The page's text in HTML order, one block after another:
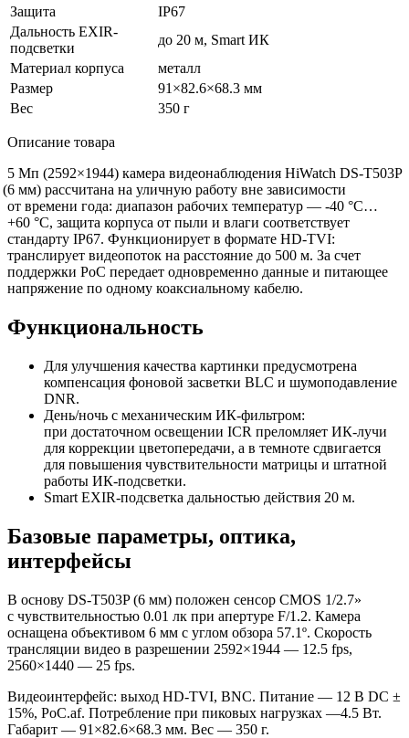
Защита
IP67
Дальность EXIR-
подсветки
до 20 м, Smart ИК
Материал корпуса
металл
Размер
91×82.6×68.3 мм
Вес
350 г
Описание товара
5 Мп (2592×1944) камера видеонаблюдения HiWatch DS-T503P
(6 мм) рассчитана на уличную работу вне зависимости
от времени года: диапазон рабочих температур — -40 °C…
+60 °C, защита корпуса от пыли и влаги соответствует
стандарту IP67. Функционирует в формате HD-TVI:
транслирует видеопоток на расстояние до 500 м. За счет
поддержки PoC передает одновременно данные и питающее
напряжение по одному коаксиальному кабелю.
Функциональность
Для улучшения качества картинки предусмотрена
компенсация фоновой засветки BLC и шумоподавление
DNR.
День/ночь с механическим ИК-фильтром:
при достаточном освещении ICR преломляет ИК-лучи
для коррекции цветопередачи, а в темноте сдвигается
для повышения чувствительности матрицы и штатной
работы ИК-подсветки.
Smart EXIR-подсветка дальностью действия 20 м.
Базовые параметры, оптика,
интерфейсы
В основу DS-T503P (6 мм) положен сенсор CMOS 1/2.7»
с чувствительностью 0.01 лк при апертуре F/1.2. Камера
оснащена объективом 6 мм с углом обзора 57.1º. Скорость
трансляции видео в разрешении 2592×1944 — 12.5 fps,
2560×1440 — 25 fps.
Видеоинтерфейс: выход HD-TVI, BNC. Питание — 12 В DC ±
15%, PoC.af. Потребление при пиковых нагрузках —4.5 Вт.
Габарит — 91×82.6×68.3 мм. Вес — 350 г.